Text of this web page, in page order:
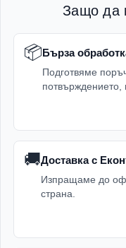
Защо да
📦Бърза
Подготвяме
потвърждението,
🚚Доставка с
Изпращаме до
страна.